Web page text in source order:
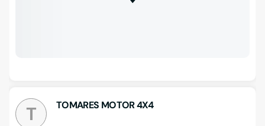
T TOMARES MOTOR 4X4